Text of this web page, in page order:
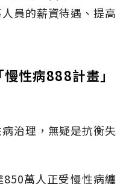
員的薪資待遇、提高
性病888計畫」
治理，無疑是抗衡失
萬人正受慢性病纏